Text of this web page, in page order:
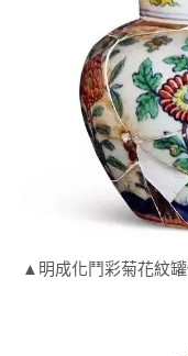
▲明成化鬥彩菊花紋